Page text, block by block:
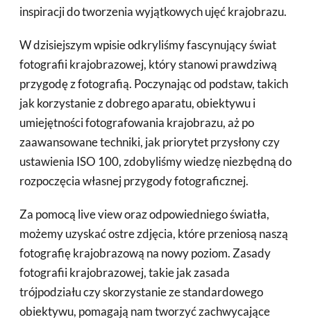
inspiracji do tworzenia wyjątkowych ujęć krajobrazu.
W dzisiejszym wpisie odkryliśmy fascynujący świat
fotografii krajobrazowej, który stanowi prawdziwą
przygodę z fotografią. Poczynając od podstaw, takich
jak korzystanie z dobrego aparatu, obiektywu i
umiejętności fotografowania krajobrazu, aż po
zaawansowane techniki, jak priorytet przysłony czy
ustawienia ISO 100, zdobyliśmy wiedzę niezbędną do
rozpoczęcia własnej przygody fotograficznej.
Za pomocą live view oraz odpowiedniego światła,
możemy uzyskać ostre zdjęcia, które przeniosą naszą
fotografię krajobrazową na nowy poziom. Zasady
fotografii krajobrazowej, takie jak zasada
trójpodziału czy skorzystanie ze standardowego
obiektywu, pomagają nam tworzyć zachwycające